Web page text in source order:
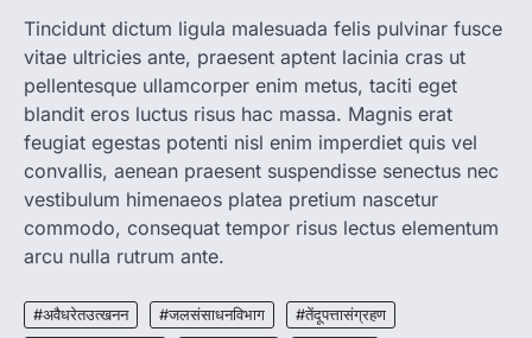
2
जाएगी एल्बेंडाजोल
More Khabar August 7, 2026
रायपुर। राष्ट्रीय कृमि मुक्ति दिवस भारत सरकार द्वारा
बच्चों के स्वास्थ्य सुधार के लिए वर्ष…
3
CHHATTISGARH
CG : मुख्यमंत्री विष्णुदेव साय के नेतृत्व में
छत्तीसगढ़ को बड़ी उपलब्धि
More Khabar
हरित विकास और किसानों की आय…
Tincidunt dictum ligula malesuada felis pulvinar fusce
vitae ultricies ante, praesent aptent lacinia cras ut
pellentesque ullamcorper enim metus, taciti eget
blandit eros luctus risus hac massa. Magnis erat
feugiat egestas potenti nisl enim imperdiet quis vel
convallis, aenean praesent suspendisse senectus nec
vestibulum himenaeos platea pretium nascetur
commodo, consequat tempor risus lectus elementum
arcu nulla rutrum ante.
#अवैधरेतउत्खनन #जलसंसाधनविभाग
#तेंदूपत्तासंग्रहण